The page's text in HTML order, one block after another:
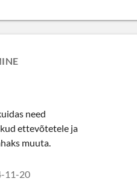
need
ettevõtetele ja
muuta.
11-20